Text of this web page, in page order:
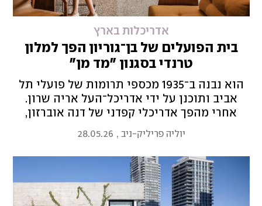
אדריכלות בארץ
בית הפועלים של בן־גוריון הפך למלון
טרנדי בסגנון "מד מן"
הוא נבנה ב־1935 מכספי תרומות של פועלי תל
אביב ותוכנן על ידי אדריכל־העל אריה שרון.
אחרי מהפך אדריכלי קפדני של דנה אוברזון,
המבנה ההיסטורי נפתח כמלון בוטיק עם נגיעות
יוליה פריליק-ניב ,
28.05.26